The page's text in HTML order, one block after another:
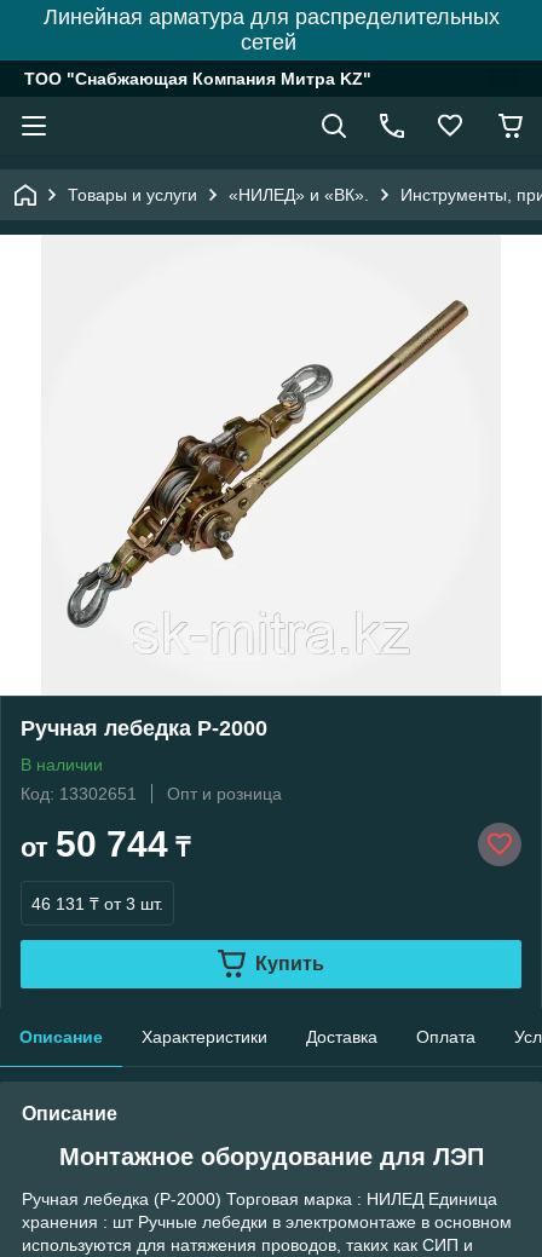
Линейная арматура для распределительных
сетей
ТОО "Снабжающая Компания Митра KZ"
Товары и услуги «НИЛЕД» и «ВК». Инструменты,
Ручная лебедка P-2000
В наличии
Код: 13302651
Опт и розница
от 50 744 ₸
46 131 ₸ от 3 шт.
Купить
Описание Характеристики Доставка Оплата
Описание
Монтажное оборудование для ЛЭП
Ручная лебедка (P-2000) Торговая марка : НИЛЕД Единица
хранения : шт Ручные лебедки в электромонтаже в основном
используются для натяжения проводов, таких как СИП и